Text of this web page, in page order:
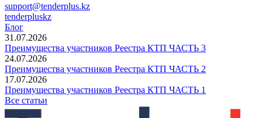
support@tenderplus.kz
tenderpluskz
Блог
31.07.2026
Преимущества участников Реестра КТП ЧАСТЬ 3
24.07.2026
Преимущества участников Реестра КТП ЧАСТЬ 2
17.07.2026
Преимущества участников Реестра КТП ЧАСТЬ 1
Все статьи